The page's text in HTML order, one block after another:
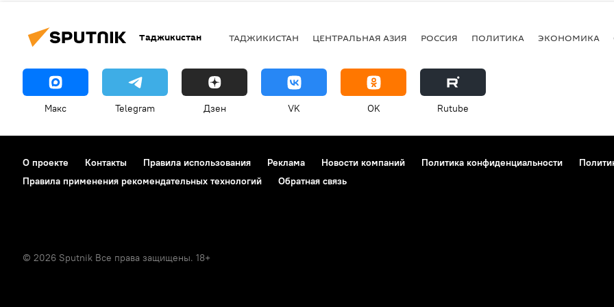
Таджикистан ТАДЖИКИСТАН ЦЕНТРАЛЬНАЯ АЗИЯ РОССИЯ ПОЛИТИКА ЭКОНОМИКА
Макс Telegram Дзен VK OK Rutube
О проекте Контакты Правила использования Реклама Новости компаний Политика конфиденциальности
Правила применения рекомендательных технологий
Обратная связь
© 2026 Sputnik Все права защищены. 18+